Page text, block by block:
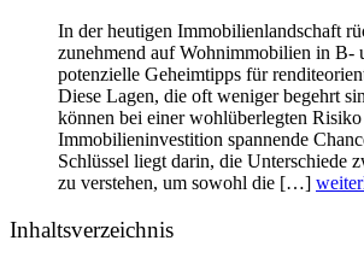
In der heutigen Immobilienlandschaft
zunehmend auf Wohnimmobilien in B-
potenzielle Geheimtipps für
Diese Lagen, die oft weniger begehrt
können bei einer wohlüberlegten Risiko
Immobilieninvestition spannende
Schlüssel liegt darin, die Unterschiede
zu verstehen, um sowohl die […]
Inhaltsverzeichnis